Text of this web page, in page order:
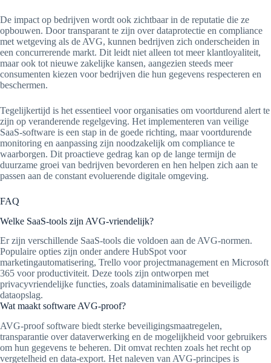
De impact op bedrijven wordt ook zichtbaar in de reputatie die ze
opbouwen. Door transparant te zijn over dataprotectie en compliance
met wetgeving als de AVG, kunnen bedrijven zich onderscheiden in
een concurrerende markt. Dit leidt niet alleen tot meer klantloyaliteit,
maar ook tot nieuwe zakelijke kansen, aangezien steeds meer
consumenten kiezen voor bedrijven die hun gegevens respecteren en
beschermen.
Tegelijkertijd is het essentieel voor organisaties om voortdurend alert te
zijn op veranderende regelgeving. Het implementeren van veilige
SaaS-software is een stap in de goede richting, maar voortdurende
monitoring en aanpassing zijn noodzakelijk om compliance te
waarborgen. Dit proactieve gedrag kan op de lange termijn de
duurzame groei van bedrijven bevorderen en hen helpen zich aan te
passen aan de constant evoluerende digitale omgeving.
FAQ
Welke SaaS-tools zijn AVG-vriendelijk?
Er zijn verschillende SaaS-tools die voldoen aan de AVG-normen.
Populaire opties zijn onder andere HubSpot voor
marketingautomatisering, Trello voor projectmanagement en Microsoft
365 voor productiviteit. Deze tools zijn ontworpen met
privacyvriendelijke functies, zoals dataminimalisatie en beveiligde
dataopslag.
Wat maakt software AVG-proof?
AVG-proof software biedt sterke beveiligingsmaatregelen,
transparantie over dataverwerking en de mogelijkheid voor gebruikers
om hun gegevens te beheren. Dit omvat rechten zoals het recht op
vergetelheid en data-export. Het naleven van AVG-principes is